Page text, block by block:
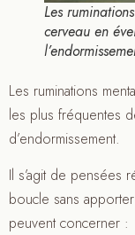
Les
cerveau en
Les ruminations
les plus fréquentes
d’endormissement.
Il s’agit de pensées
boucle sans
peuvent concerner :